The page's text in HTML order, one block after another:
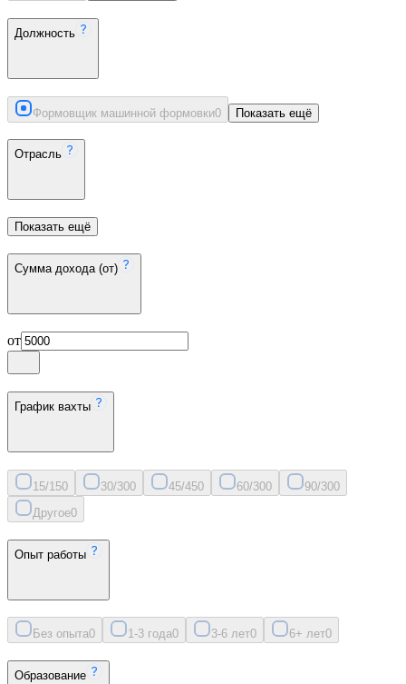
Должность
Формовщик машинной формовки0 Показать ещё
Отрасль
Показать ещё
Сумма дохода (от)
от
График вахты
15/150 30/300 45/450 60/300 90/300
Другое0
Опыт работы
Без опыта0 1-3 года0 3-6 лет0 6+ лет0
Образование